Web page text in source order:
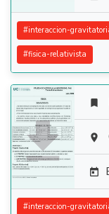
#interaccion-
#fisica-relativista




#interaccion-